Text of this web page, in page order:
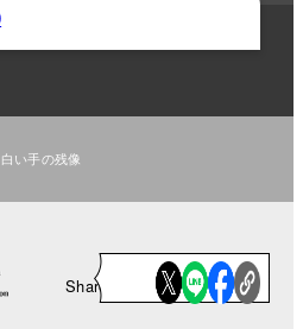
い手の残像
Share